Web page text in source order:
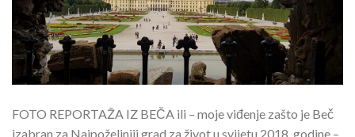
FOTO REPORTAŽA IZ BEČA ili – moje viđenje zašto je Beč
izabran za Najpoželjniji grad za život u svijetu 2018. godine –